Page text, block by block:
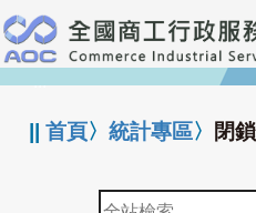
跳
到
主
要
:::
||首頁〉統計專區〉 閉
全